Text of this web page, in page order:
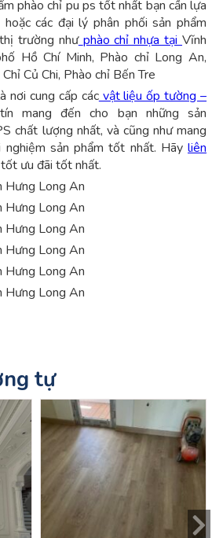
phào chỉ pu ps tốt nhất bạn cần lựa
các đại lý phân phối sản phẩm
trường như phào chỉ nhựa tạiVĩnh
Hồ Chí Minh, Phào chỉ Long An,
Củ Chi, Phào chỉ Bến Tre
nơi cung cấp cácvật liệu ốp tường –
mang đến cho bạn những sản
chất lượng nhất, và cũng như mang
nghiệm sản phẩm tốt nhất. Hãy liên
ưu đãi tốt nhất.
Hưng Long An
Hưng Long An
Hưng Long An
Hưng Long An
Hưng Long An
Hưng Long An
tự